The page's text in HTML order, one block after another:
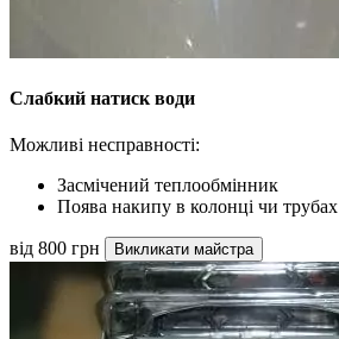
Слабкий натиск води
Можливі несправності:
Засмічений теплообмінник
Поява накипу в колонці чи трубах
від 800 грн Викликати майстра